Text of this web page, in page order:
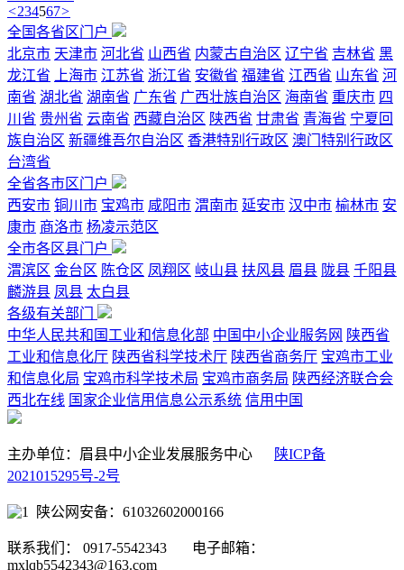
<234567>
全国各省区门户
北京市 天津市 河北省 山西省 内蒙古自治区 辽宁省 吉林省 黑
龙江省
上海市 江苏省 浙江省 安徽省 福建省 江西省 山东省 河
南省 湖北省 湖南省 广东省 广西壮族自治区 海南省 重庆市 四
川省 贵州省 云南省 西藏自治区 陕西省 甘肃省 青海省 宁夏回
族自治区 新疆维吾尔自治区 香港特别行政区 澳门特别行政区
台湾省
全省各市区门户
西安市 铜川市 宝鸡市 咸阳市 渭南市 延安市 汉中市 榆林市 安
康市 商洛市 杨凌示范区
全市各区县门户
渭滨区 金台区 陈仓区 凤翔区 岐山县 扶风县 眉县 陇县 千阳县
麟游县 凤县 太白县
各级有关部门
中华人民共和国工业和信息化部 中国中小企业服务网 陕西省
工业和信息化厅 陕西省科学技术厅 陕西省商务厅 宝鸡市工业
和信息化局 宝鸡市科学技术局 宝鸡市商务局 陕西经济联合会
西北在线 国家企业信用信息公示系统 信用中国
主办单位：眉县中小企业发展服务中心
陕ICP备
2021015295号-2号
陕公网安备：61032602000166
联系我们： 0917-5542343 电子邮箱：
mxlqb5542343@163.com